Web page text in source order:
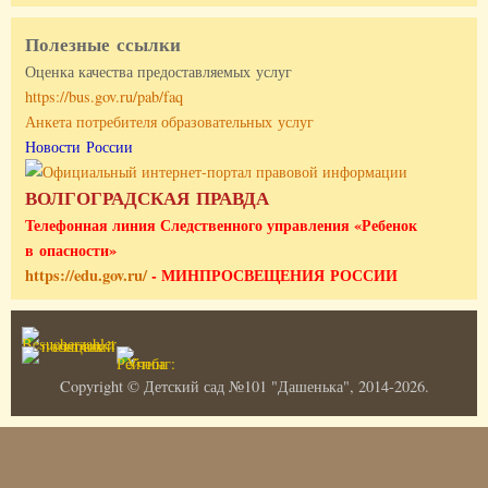
Полезные ссылки
Оценка качества предоставляемых услуг
https://bus.gov.ru/pab/faq
Анкета потребителя образовательных услуг
Новости России
ВОЛГОГРАДСКАЯ ПРАВДА
Телефонная линия Следственного управления «Ребенок
в опасности»
https://edu.gov.ru/- МИНПРОСВЕЩЕНИЯ РОССИИ
Copyright © Детский сад №101 "Дашенька", 2014-2026.